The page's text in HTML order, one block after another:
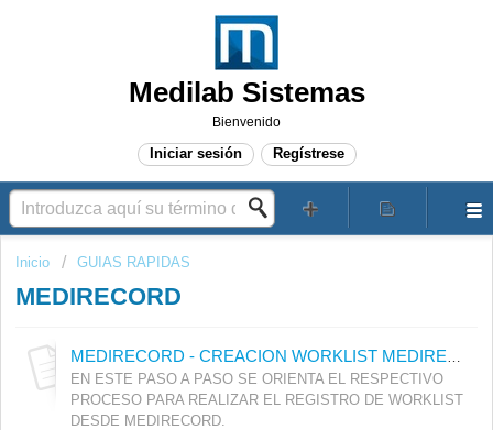
Medilab Sistemas
Bienvenido
Iniciar sesión Regístrese
Inicio GUIAS RAPIDAS
MEDIRECORD
EN ESTE PASO A PASO SE ORIENTA EL RESPECTIVO
PROCESO PARA REALIZAR EL REGISTRO DE WORKLIST
DESDE MEDIRECORD.